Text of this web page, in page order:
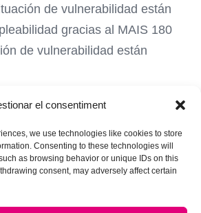
el consentiment
we use technologies like cookies to store
Consenting to these technologies will
as browsing behavior or unique IDs on this
consent, may adversely affect certain
de vulnerabilidad están
gracias al MAIS 180
de vulnerabilidad están